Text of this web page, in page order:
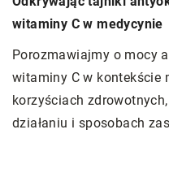
witaminy C w medycynie
Porozmawiajmy o mocy
witaminy C w kontekście
korzyściach
działaniu i sposobach